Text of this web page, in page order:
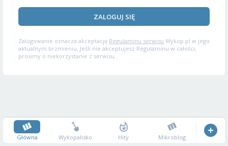
ZALOGUJ SIĘ
Zalogowanie oznacza akceptację Regulaminu serwisu Wykop.pl w jego
aktualnym brzmieniu. Jeśli nie akceptujesz Regulaminu w całości,
prosimy o niekorzystanie z serwisu.
Główna Wykopalisko Hity Mikroblog